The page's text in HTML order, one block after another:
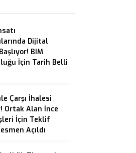
Dijital
BIM
İçin Tarih Belli
Çarşı İhalesi
Ortak Alan İnce
İçin Teklif
Açıldı